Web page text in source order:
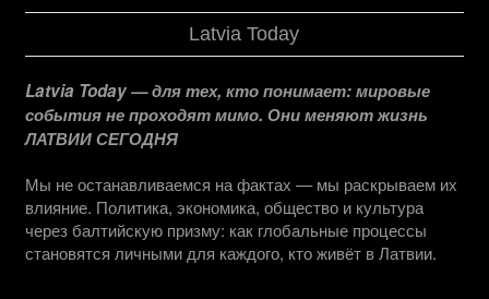
Latvia Today
Latvia Today — для тех, кто понимает: мировые
события не проходят мимо. Они меняют жизнь
ЛАТВИИ СЕГОДНЯ
Мы не останавливаемся на фактах — мы раскрываем их
влияние. Политика, экономика, общество и культура
через балтийскую призму: как глобальные процессы
становятся личными для каждого, кто живёт в Латвии.